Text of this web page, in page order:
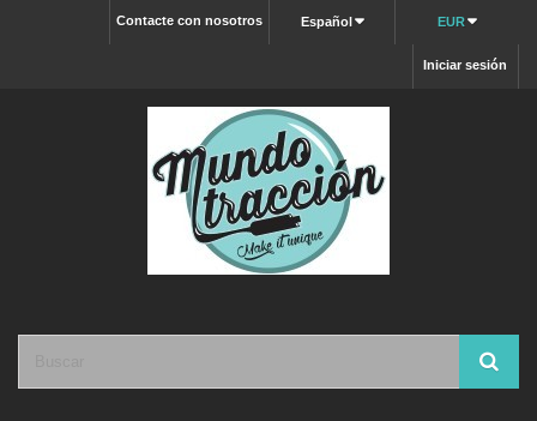
EUR
Español
Contacte con nosotros
Iniciar sesión